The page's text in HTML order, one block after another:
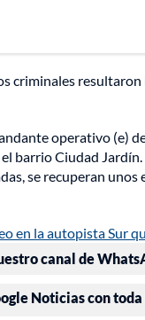
criminales
operativo (e)
barrio Ciudad
se recuperan
en la autopista Sur
canal de
Noticias con